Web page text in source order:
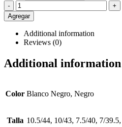
-
+
Agregar
Additional information
Reviews (0)
Additional information
Color Blanco Negro, Negro
Talla 10.5/44, 10/43, 7.5/40, 7/